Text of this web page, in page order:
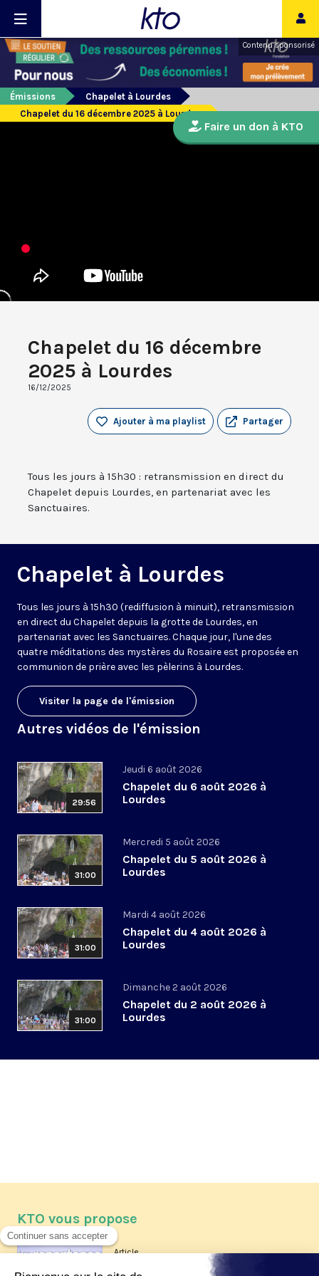
Contenu sponsorisé
Émissions
Chapelet à Lourdes
Chapelet du 16 décembre 2025 à Lourdes
Chapelet du 16 décembre
2025 à Lourdes
16/12/2025
Partager
Ajouter à ma playlist
Tous les jours à 15h30 : retransmission en direct du
Chapelet depuis Lourdes, en partenariat avec les
Sanctuaires.
Chapelet à Lourdes
Tous les jours à 15h30 (rediffusion à minuit), retransmission
en direct du Chapelet depuis la grotte de Lourdes, en
partenariat avec les Sanctuaires. Chaque jour, l'une des
quatre méditations des mystères du Rosaire est proposée en
communion de prière avec les pèlerins à Lourdes.
Visiter la page de l'émission
Autres vidéos de l'émission
29:56
Jeudi 6 août 2026
Chapelet du 6 août 2026 à
Lourdes
31:00
Mercredi 5 août 2026
Chapelet du 5 août 2026 à
Lourdes
31:00
Mardi 4 août 2026
Chapelet du 4 août 2026 à
Lourdes
31:00
Dimanche 2 août 2026
Chapelet du 2 août 2026 à
Lourdes
Faire un don à KTO
KTO vous propose
Article
Les reportages d'été 2026 de KTO